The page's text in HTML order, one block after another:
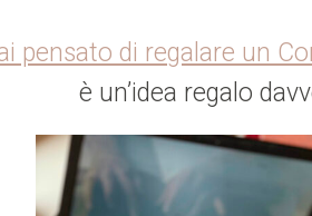
pensato di regalare un
è un’idea regalo